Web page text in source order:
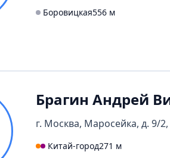
Боровицкая556 м
Брагин Андрей
г. Москва, Маросейка, д. 9/2,
Китай-город271 м